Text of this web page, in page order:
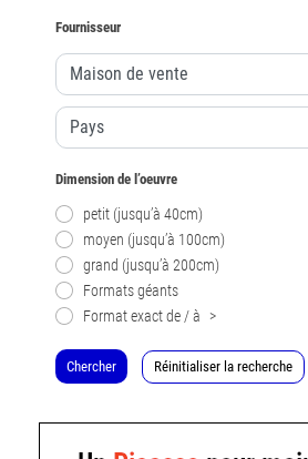
Fournisseur
Dimension de l’oeuvre
petit (jusqu’à 40cm)
moyen (jusqu’à 100cm)
grand (jusqu’à 200cm)
Formats géants
Format exact de / à >
Chercher Réinitialiser la recherche